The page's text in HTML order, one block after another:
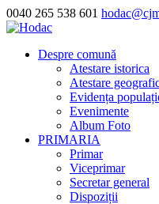
0040 265 538 601
Despre comună
Atestare istorica
Atestare
Evidența
Evenimente
Album Foto
PRIMARIA
Primar
Viceprimar
Secretar general
Dispoziții